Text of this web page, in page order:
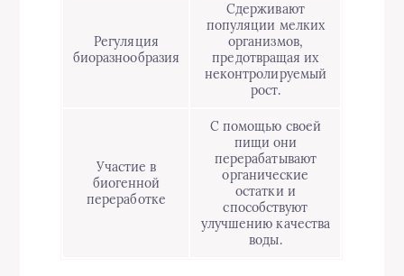
Регуляция
биоразнообразия
Сдерживают
популяции мелких
организмов,
предотвращая их
неконтролируемый
рост.
Участие в
биогенной
переработке
С помощью своей
пищи они
перерабатывают
органические
остатки и
способствуют
улучшению качества
воды.